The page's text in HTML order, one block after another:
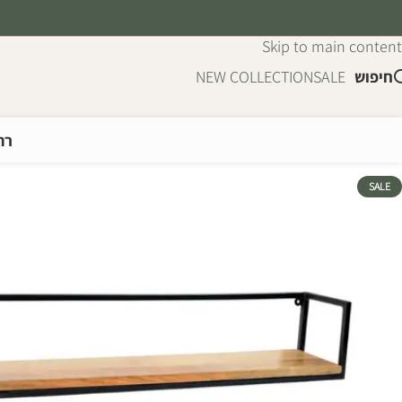
Skip to main content
חיפוש SALE
NEW COLLECTION
SALE